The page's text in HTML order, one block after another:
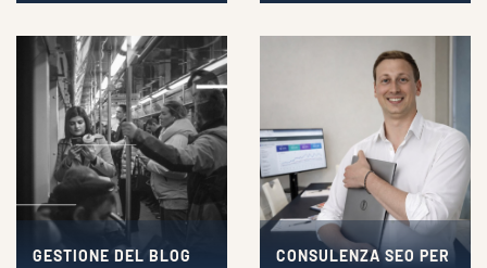
GESTIONE DEL BLOG
CONSULENZA SEO PER